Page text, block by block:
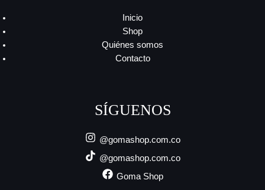
Inicio
Shop
Quiénes somos
Contacto
SÍGUENOS
@gomashop.com.co
@gomashop.com.co
Goma Shop